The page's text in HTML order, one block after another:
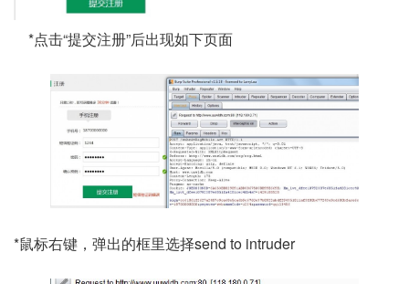
*点击“提交注册”后出现如下页面
*鼠标右键，弹出的框里选择send to intruder